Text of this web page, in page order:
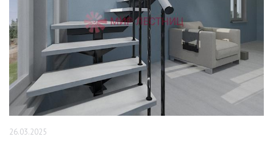
26.03.2025